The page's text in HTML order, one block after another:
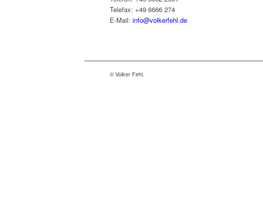
Telefax: +49 6666 274
E-Mail: info@volkerfehl.de
© Volker Fehl.